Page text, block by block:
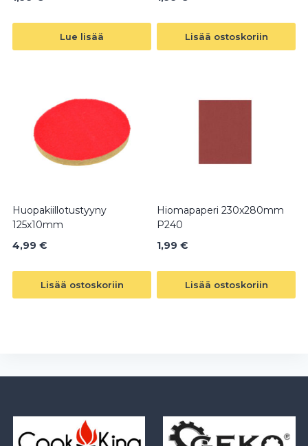
Lue lisää Lisää ostoskoriin
Huopakiillotustyyny
125x10mm
4,99 €
Lisää ostoskoriin
Hiomapaperi 230x280mm
P240
1,99 €
Lisää ostoskoriin